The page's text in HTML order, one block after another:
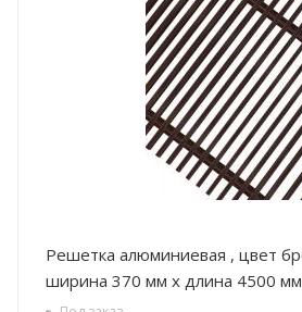
Решетка алюминиевая , цвет бронза РРА,
ширина 370 мм х длина 4500 мм